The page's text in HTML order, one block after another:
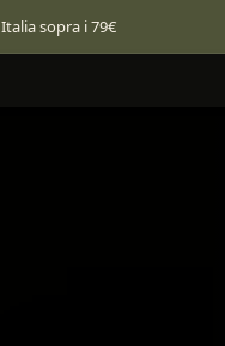
sopra i 79€